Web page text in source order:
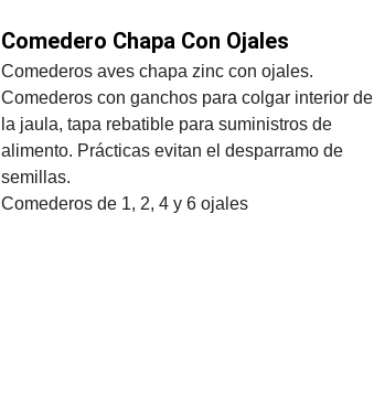
Comedero Chapa Con Ojales
Comederos aves chapa zinc con ojales.
Comederos con ganchos para colgar interior de
la jaula, tapa rebatible para suministros de
alimento. Prácticas evitan el desparramo de
semillas.
Comederos de 1, 2, 4 y 6 ojales